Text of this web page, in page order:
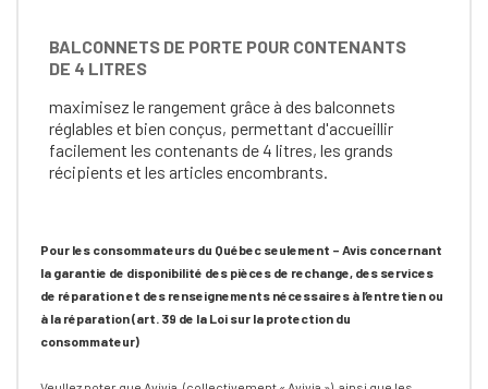
BALCONNETS DE PORTE POUR CONTENANTS
DE 4 LITRES
maximisez le rangement grâce à des balconnets
réglables et bien conçus, permettant d'accueillir
facilement les contenants de 4 litres, les grands
récipients et les articles encombrants.
Pour les consommateurs du Québec seulement – Avis concernant
la garantie de disponibilité des pièces de rechange, des services
de réparation et des renseignements nécessaires à l’entretien ou
à la réparation (art. 39 de la Loi sur la protection du
consommateur)